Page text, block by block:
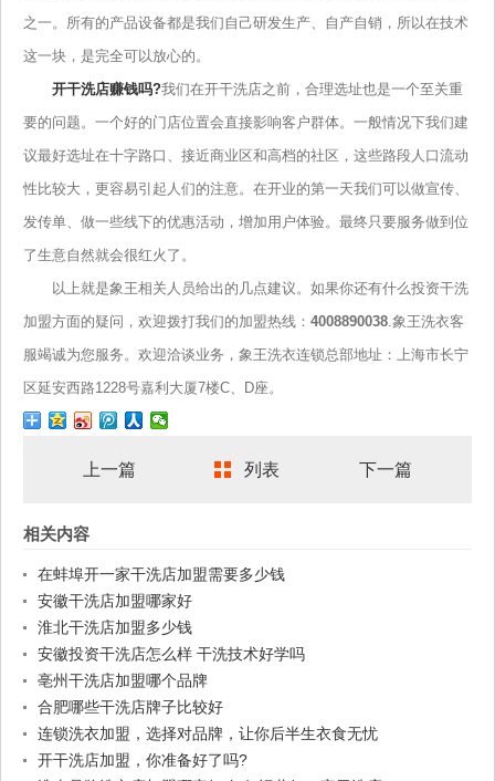
之一。所有的产品设备都是我们自己研发生产、自产自销，所以在技术
这一块，是完全可以放心的。
开干洗店赚钱吗?我们在开干洗店之前，合理选址也是一个至关重
要的问题。一个好的门店位置会直接影响客户群体。一般情况下我们建
议最好选址在十字路口、接近商业区和高档的社区，这些路段人口流动
性比较大，更容易引起人们的注意。在开业的第一天我们可以做宣传、
发传单、做一些线下的优惠活动，增加用户体验。最终只要服务做到位
了生意自然就会很红火了。
以上就是象王相关人员给出的几点建议。如果你还有什么投资干洗
加盟方面的疑问，欢迎拨打我们的加盟热线： 4008890038.象王洗衣客
服竭诚为您服务。欢迎洽谈业务，象王洗衣连锁总部地址：上海市长宁
区延安西路1228号嘉利大厦7楼C、D座。
上一篇 列表 下一篇
相关内容
在蚌埠开一家干洗店加盟需要多少钱
安徽干洗店加盟哪家好
淮北干洗店加盟多少钱
安徽投资干洗店怎么样 干洗技术好学吗
亳州干洗店加盟哪个品牌
合肥哪些干洗店牌子比较好
连锁洗衣加盟，选择对品牌，让你后半生衣食无忧
开干洗店加盟，你准备好了吗?